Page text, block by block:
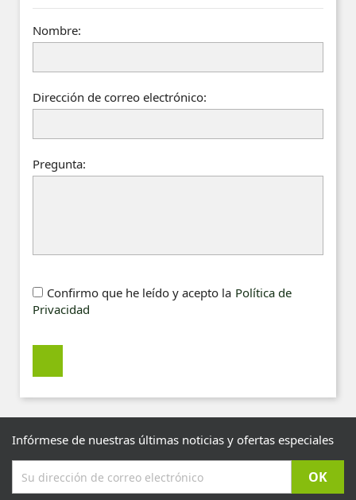
Nombre:
Dirección de correo electrónico:
Pregunta:
Confirmo que he leído y acepto la Política de
Privacidad
Infórmese de nuestras últimas noticias y ofertas especiales